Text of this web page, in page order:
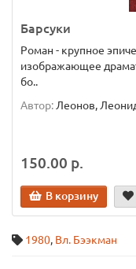
Барсуки
Роман - крупное
изображающее
бо..
Автор: Леонов,
150.00 р.
В корзину
1980, Вл. Бээкман